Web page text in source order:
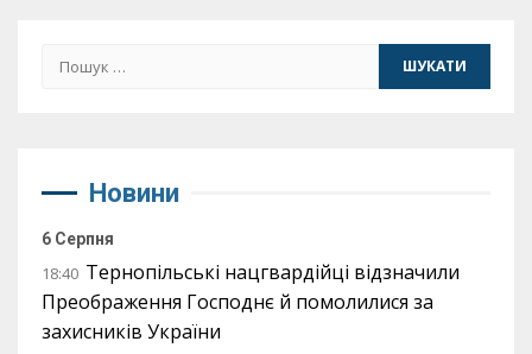
Пошук:
Новини
6 Серпня
18:40 Тернопільські нацгвардійці відзначили
Преображення Господнє й помолилися за
захисників України